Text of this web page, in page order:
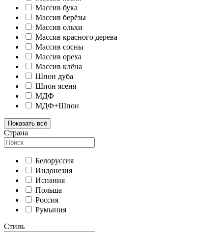
Массив бука
Массив берёзы
Массив ольхи
Массив красного дерева
Массив сосны
Массив ореха
Массив клёна
Шпон дуба
Шпон ясеня
МДФ
МДФ+Шпон
Показать всё
Страна
Белоруссия
Индонезия
Испания
Польша
Россия
Румыния
Стиль